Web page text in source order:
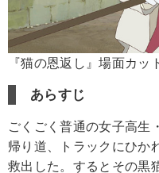
『猫の恩返し』場面カッ
あらすじ
ごくごく普通の女子高生
帰り道、トラックにひか
救出した。するとその黒